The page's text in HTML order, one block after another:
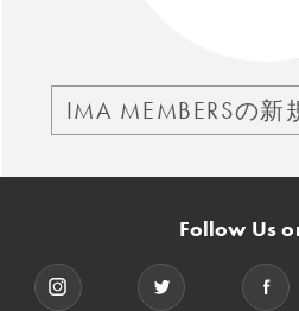
IMA MEMBERSの新
Follow Us